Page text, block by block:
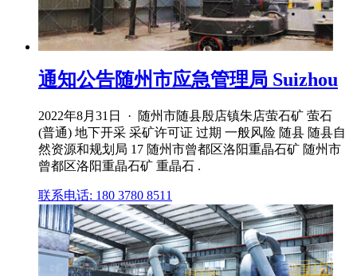
通知公告随州市应急管理局 Suizhou
2022年8月31日 · 随州市随县殷店镇朱店萤石矿 萤石
(普通) 地下开采 采矿许可证 过期 一般风险 随县 随县自
然资源和规划局 17 随州市曾都区洛阳重晶石矿 随州市
曾都区洛阳重晶石矿 重晶石 .
联系电话: 180 3780 8511